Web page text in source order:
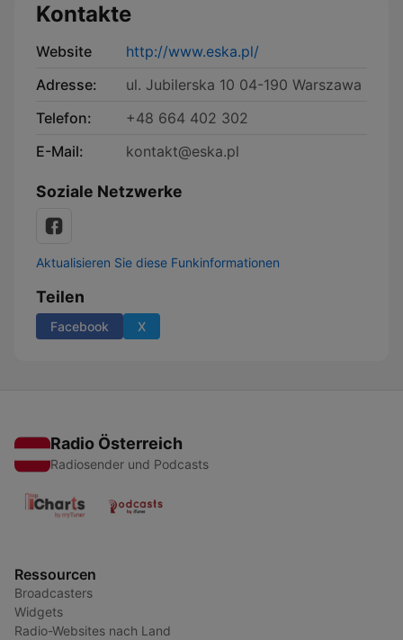
Kontakte
Website
http://www.eska.pl/
Adresse:
ul. Jubilerska 10 04-190 Warszawa
Telefon:
+48 664 402 302
E-Mail:
kontakt@eska.pl
Soziale Netzwerke
Aktualisieren Sie diese Funkinformationen
Teilen
Facebook X
Radio Österreich
Radiosender und Podcasts
Ressourcen
Broadcasters
Widgets
Radio-Websites nach Land